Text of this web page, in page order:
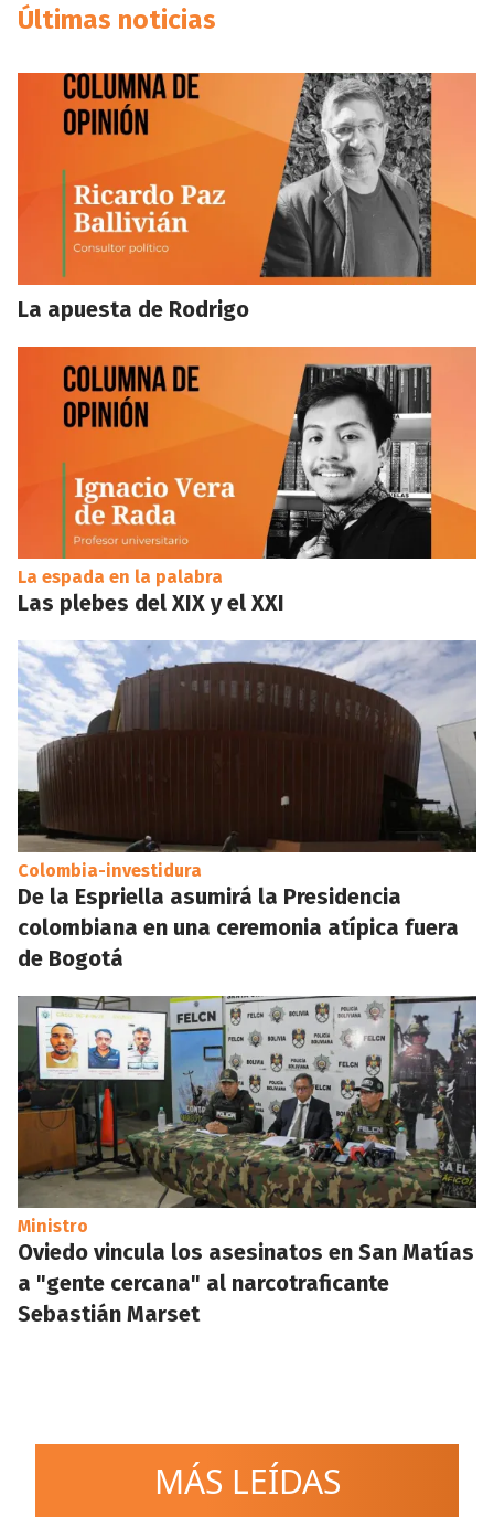
Últimas noticias
La apuesta de Rodrigo
La espada en la palabra
Las plebes del XIX y el XXI
Colombia-investidura
De la Espriella asumirá la Presidencia
colombiana en una ceremonia atípica fuera
de Bogotá
Ministro
Oviedo vincula los asesinatos en San Matías
a "gente cercana" al narcotraficante
Sebastián Marset
MÁS LEÍDAS